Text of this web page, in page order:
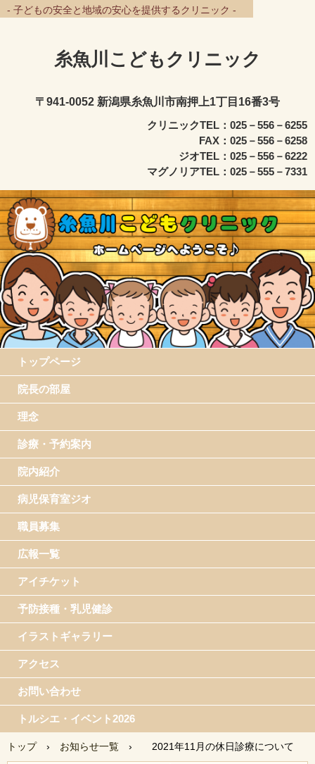
- 子どもの安全と地域の安心を提供するクリニック -
糸魚川こどもクリニック
〒941-0052 新潟県糸魚川市南押上1丁目16番3号
クリニックTEL：025－556－6255
FAX：025－556－6258
ジオTEL：025－556－6222
マグノリアTEL：025－555－7331
トップページ
院長の部屋
理念
診療・予約案内
院内紹介
病児保育室ジオ
職員募集
広報一覧
アイチケット
予防接種・乳児健診
イラストギャラリー
アクセス
お問い合わせ
トルシエ・イベント2026
トップ › お知らせ一覧 › 2021年11月の休日診療について